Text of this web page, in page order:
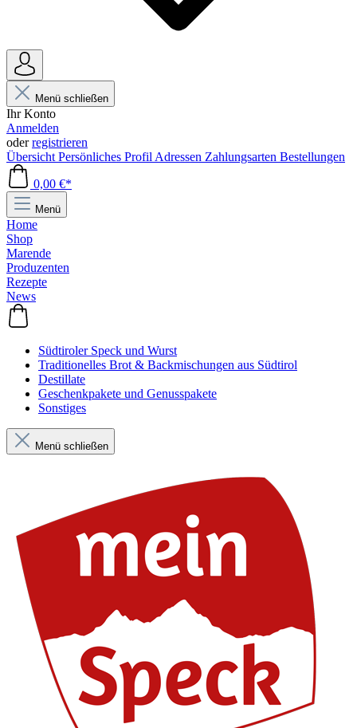
Menü schließen
Ihr Konto
Anmelden
oderregistrieren
Übersicht Persönliches Profil Adressen Zahlungsarten Bestellungen
0,00 €*
Menü
Home
Shop
Marende
Produzenten
Rezepte
News
Südtiroler Speck und Wurst
Traditionelles Brot & Backmischungen aus Südtirol
Destillate
Geschenkpakete und Genusspakete
Sonstiges
Menü schließen